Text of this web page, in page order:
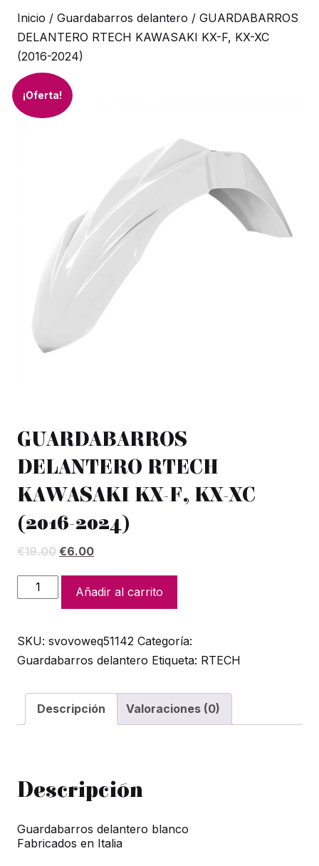
Inicio / Guardabarros delantero / GUARDABARROS
DELANTERO RTECH KAWASAKI KX-F, KX-XC
(2016-2024)
¡Oferta!
GUARDABARROS
DELANTERO RTECH
KAWASAKI KX-F, KX-XC
(2016-2024)
€19.00 El
original
era:
€19.00.
€6.00El
actual
es:
€6.00.
GUARDABARROS
DELANTERO
KAWASAKI
KX-
Añadir al carrito
SKU: svovoweq51142 Categoría:
Guardabarros delantero Etiqueta: RTECH
Descripción Valoraciones (0)
Descripción
Guardabarros delantero blanco
Fabricados en Italia